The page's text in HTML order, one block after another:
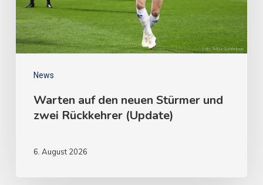
News
Warten auf den neuen Stürmer und
zwei Rückkehrer (Update)
6. August 2026